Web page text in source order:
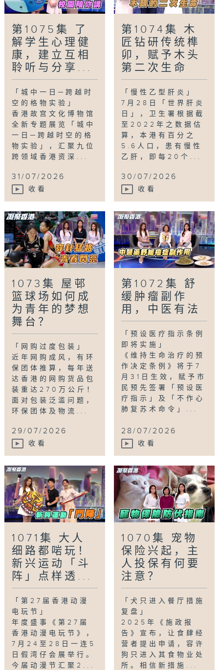
第1075集 了
解学生心理健
康，建立互相
聆听与分享...
「城中一日─跨越时
空的格物实验」
香港故宫文化博物馆
全新专题展览「城中
一日─跨越时空的格
物实验」，汇聚九位
跨领域香港资深...
31/07/2026
收看
第1074集 木
匠钻研传统榫
卯，赋予木头
第二次生命
「慢性乙型肝炎」
7月28日「世界肝炎
日」，卫生署根据截
至2022年之数据估
算，本港有百分之
5.6人口，患有慢性
乙肝，即每20个...
30/07/2026
收看
1073集 屋邨
篮球场如何成
为青年的梦想
舞台？
「网购过度包装」
近年网购成风，有环
保团体推算，每年送
达香港的网购货品包
装重达270万公斤！
面对包装泛滥问题，
环保团体及物流...
29/07/2026
收看
第1072集 舒
缓肿瘤副作
用，中医有法
「预设医疗指示条例
即将实施」
《维持生命治疗的预
作决定条例》将于7
月31日生效，赋予市
民预先签署「预设医
疗指示」及「不作心
肺复苏术命令」...
28/07/2026
收看
1071集 大人
细路都啱玩！
新兴运动「斗
阵」点样透...
「第27届香港动漫
电玩节」
年度盛事《第27届
香港动漫电玩节》，
7月24至28日一连5
日假湾仔会展举行。
今届动漫节汇聚2...
1070集 宠物
保险兴起，主
人投保有何要
注意？
「犬只进入餐厅措施
复盘」
2025年《施政报
告》宣布，让食肆经
营者提出申请，容许
狗只进入其食物业处
所。相信新措施...